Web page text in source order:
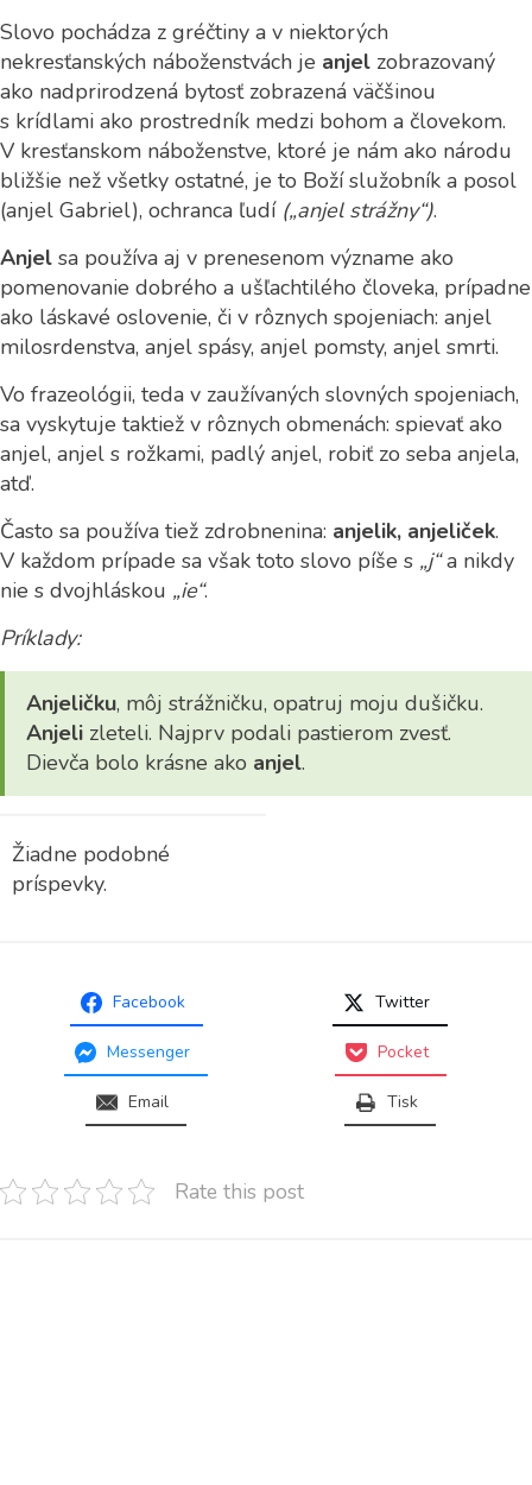
Slovo pochádza z gréčtiny a v niektorých
nekresťanských náboženstvách je anjel zobrazovaný
ako nadprirodzená bytosť zobrazená väčšinou
s krídlami ako prostredník medzi bohom a človekom.
V kresťanskom náboženstve, ktoré je nám ako národu
bližšie než všetky ostatné, je to Boží služobník a posol
(anjel Gabriel), ochranca ľudí („anjel strážny“).
Anjel sa používa aj v prenesenom význame ako
pomenovanie dobrého a ušľachtilého človeka, prípadne
ako láskavé oslovenie, či v rôznych spojeniach: anjel
milosrdenstva, anjel spásy, anjel pomsty, anjel smrti.
Vo frazeológii, teda v zaužívaných slovných spojeniach,
sa vyskytuje taktiež v rôznych obmenách: spievať ako
anjel, anjel s rožkami, padlý anjel, robiť zo seba anjela,
atď.
Často sa používa tiež zdrobnenina: anjelik, anjeliček.
V každom prípade sa však toto slovo píše s „j“a nikdy
nie s dvojhláskou „ie“.
Príklady:
Anjeličku, môj strážničku, opatruj moju dušičku.
Anjeli zleteli. Najprv podali pastierom zvesť.
Dievča bolo krásne ako anjel.
Žiadne podobné
príspevky.
Facebook Twitter
Messenger Pocket
Email Tisk
Rate this post